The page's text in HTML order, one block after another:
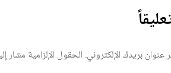
عنوان بريدك الإلكتروني. الحقول الإلزامية مشار